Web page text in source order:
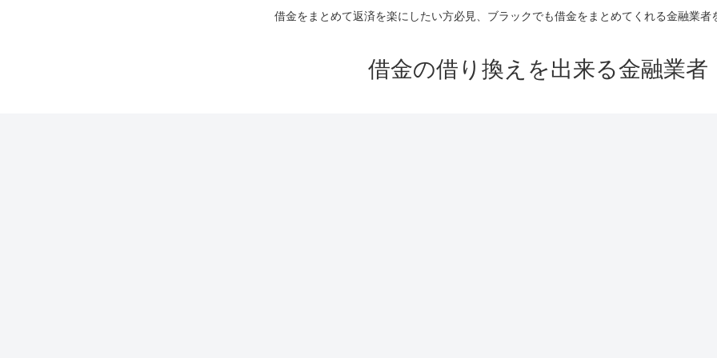
借金をまとめて返済を楽にしたい方必見、ブラックでも借金をまとめてくれる金融業者
借金の借り換えを出来る金融業者